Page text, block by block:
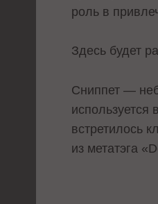
роль в
Здесь будет
Сниппет —
используется
встретилось
из метатэга